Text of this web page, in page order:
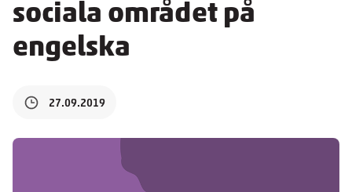
sociala området på
engelska
27.09.2019